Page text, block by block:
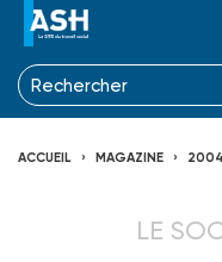
ACCUEIL MAGAZINE 2004
LE